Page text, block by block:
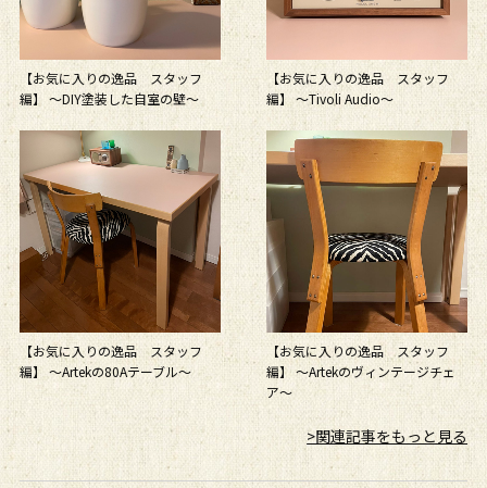
【お気に入りの逸品 スタッフ
編】 ～DIY塗装した自室の壁～
【お気に入りの逸品 スタッフ
編】 ～Tivoli Audio～
【お気に入りの逸品 スタッフ
編】 ～Artekの80Aテーブル～
【お気に入りの逸品 スタッフ
編】 ～Artekのヴィンテージチェ
ア～
>関連記事をもっと見る